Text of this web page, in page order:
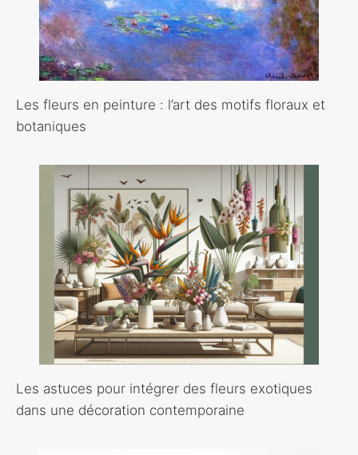
Les fleurs en peinture : l’art des motifs floraux et
botaniques
Les astuces pour intégrer des fleurs exotiques
dans une décoration contemporaine